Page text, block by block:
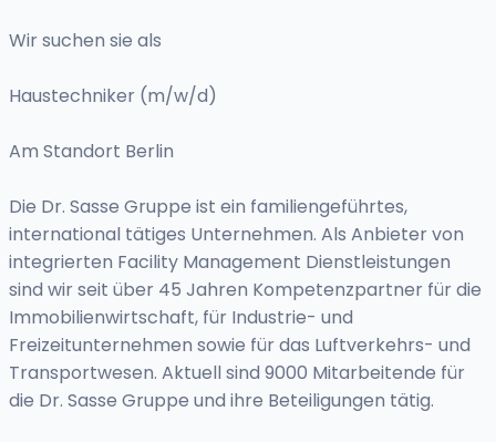
Wir suchen sie als
Haustechniker (m/w/d)
Am Standort Berlin
Die Dr. Sasse Gruppe ist ein familiengeführtes,
international tätiges Unternehmen. Als Anbieter von
integrierten Facility Management Dienstleistungen
sind wir seit über 45 Jahren Kompetenzpartner für die
Immobilienwirtschaft, für Industrie- und
Freizeitunternehmen sowie für das Luftverkehrs- und
Transportwesen. Aktuell sind 9000 Mitarbeitende für
die Dr. Sasse Gruppe und ihre Beteiligungen tätig.